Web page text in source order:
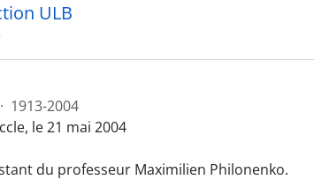
ULB
· 1913-2004
le 21 mai 2004
du professeur Maximilien Philonenko.